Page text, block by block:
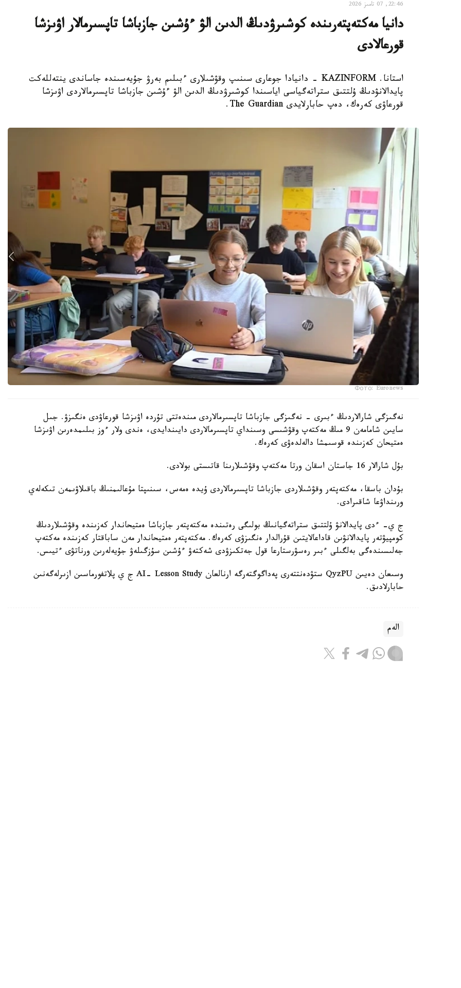
22:46, 07 تامىز 2026
دانيا مەكتەپتەرىندە كوشىرۋدىڭ الدىن الۋ ءۇشىن جازباشا تاپسىرمالار اۋىزشا
قورعالادى
استانا. KAZINFORM - دانيادا جوعارى سىنىپ وقۋشىلارى ءبىلىم بەرۋ جۇيەسىندە جاساندى ينتەللەكت
پايدالانۋدىڭ ۇلتتىق ستراتەگياسى اياسىندا كوشىرۋدىڭ الدىن الۋ ءۇشىن جازباشا تاپسىرمالاردى اۋىزشا
قورعاۋى كەرەك، دەپ حابارلايدى The Guardian.
Фото: Euronews
نەگىزگى شارالاردىڭ ءبىرى - نەگىزگى جازباشا تاپسىرمالاردى مىندەتتى تۇردە اۋىزشا قورعاۋدى ەنگىزۋ. جىل
سايىن شامامەن 9 مىڭ مەكتەپ وقۋشىسى وسىنداي تاپسىرمالاردى دايىندايدى، ەندى ولار ءوز بىلىمدەرىن اۋىزشا
ەمتيحان كەزىندە قوسىمشا دالەلدەۋى كەرەك.
بۇل شارالار 16 جاستان اسقان ورتا مەكتەپ وقۋشىلارىنا قاتىستى بولادى.
بۇدان باسقا، مەكتەپتەر وقۋشىلاردى جازباشا تاپسىرمالاردى ۇيدە ەمەس، سىنىپتا مۇعالىمنىڭ باقىلاۋىمەن تىكەلەي
ورىنداۋعا شاقىرادى.
ج ي- ءدى پايدالانۋ ۇلتتىق ستراتەگيانىڭ بولىگى رەتىندە مەكتەپتەر جازباشا ەمتيحاندار كەزىندە وقۋشىلاردىڭ
كومپيۋتەر پايدالانۋىن قاداعالايتىن قۇرالدار ەنگىزۋى كەرەك. مەكتەپتەر ەمتيحاندار مەن ساباقتار كەزىندە مەكتەپ
جەلىسىندەگى بەلگىلى ءبىر رەسۋرستارعا قول جەتكىزۋدى شەكتەۋ ءۇشىن سۇزگىلەۋ جۇيەلەرىن ورناتۋى ءتيىس.
وسىعان دەيىن QyzPU ستۋدەنتتەرى پەداگوگتەرگە ارنالعان AI- Lesson Study ج ي پلاتفورماسىن ازىرلەگەنىن
حابارلادىق.
الەم